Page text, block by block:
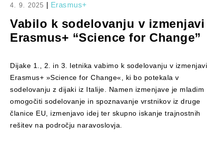
4. 9. 2025 | Erasmus+
Vabilo k sodelovanju v izmenjavi
Erasmus+ “Science for Change”
Dijake 1., 2. in 3. letnika vabimo k sodelovanju v izmenjavi
Erasmus+ »Science for Change«, ki bo potekala v
sodelovanju z dijaki iz Italije. Namen izmenjave je mladim
omogočiti sodelovanje in spoznavanje vrstnikov iz druge
članice EU, izmenjavo idej ter skupno iskanje trajnostnih
rešitev na področju naravoslovja.